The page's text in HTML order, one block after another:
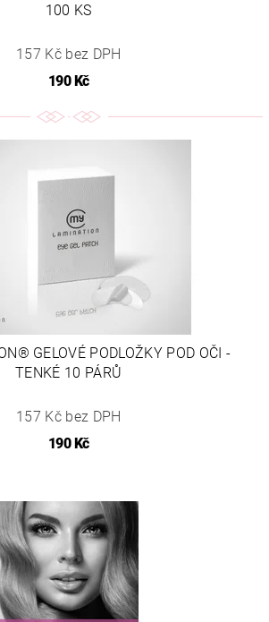
100 KS
157 Kč bez DPH
190 Kč
GELOVÉ PODLOŽKY POD OČI -
TENKÉ 10 PÁRŮ
157 Kč bez DPH
190 Kč